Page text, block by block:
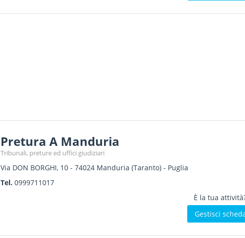
Pretura A Manduria
Tribunali, preture ed uffici giudiziari
Via DON BORGHI, 10- 74024 Manduria (Taranto) - Puglia
Tel. 0999711017
È la tua
Gestisci